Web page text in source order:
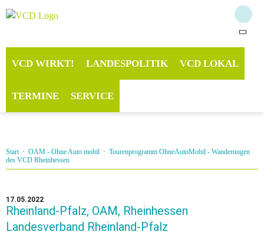
VCD WIRKT! LANDESPOLITIK VCD LOKAL
TERMINE SERVICE
Start· OAM - Ohne Auto mobil · Tourenprogramm OhneAutoMobil - Wanderungen
des VCD Rheinhessen
17.05.2022
Rheinland-Pfalz, OAM, Rheinhessen
Landesverband Rheinland-Pfalz